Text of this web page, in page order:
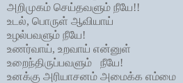
அறிமுகம் செய்தவளும் நீயே!!
உடல், பொருள் ஆவியாய்
உழல்பவளும் நீயே!
உணர்வாய், உறவாய் என்னுள்
உறைந்திருப்பவளும் நீயே!
உனக்கு அரியாசனம் அமைக்க எம்மை